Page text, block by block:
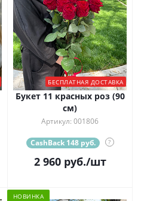
БЕСПЛАТНАЯ ДОСТАВКА
Букет 11 красных роз (90
см)
Артикул: 001806
CashBack 148 руб. ?
2 960руб./шт
НОВИНКА